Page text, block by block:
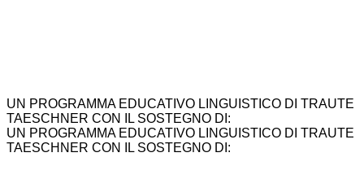
UN PROGRAMMA EDUCATIVO LINGUISTICO DI TRAUTE
TAESCHNER CON IL SOSTEGNO DI:
UN PROGRAMMA EDUCATIVO LINGUISTICO DI TRAUTE
TAESCHNER CON IL SOSTEGNO DI: